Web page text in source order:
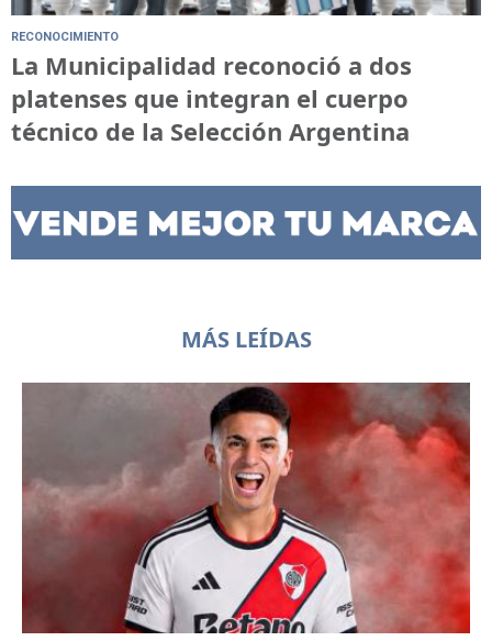
RECONOCIMIENTO
La Municipalidad reconoció a dos
platenses que integran el cuerpo
técnico de la Selección Argentina
MÁS LEÍDAS